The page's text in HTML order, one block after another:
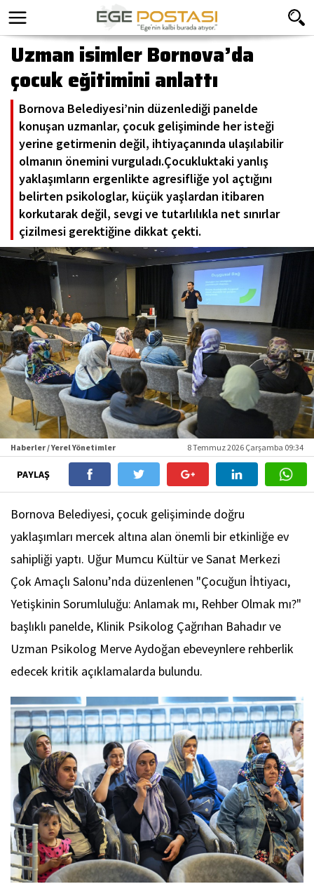
Uzman isimler Bornova’da
çocuk eğitimini anlattı
Bornova Belediyesi’nin düzenlediği panelde
konuşan uzmanlar, çocuk gelişiminde her isteği
yerine getirmenin değil, ihtiyaçanında ulaşılabilir
olmanın önemini vurguladı.Çocukluktaki yanlış
yaklaşımların ergenlikte agresifliğe yol açtığını
belirten psikologlar, küçük yaşlardan itibaren
korkutarak değil, sevgi ve tutarlılıkla net sınırlar
çizilmesi gerektiğine dikkat çekti.
Haberler / Yerel Yönetimler 8 Temmuz 2026 Çarşamba 09:34
PAYLAŞ
Bornova Belediyesi, çocuk gelişiminde doğru
yaklaşımları mercek altına alan önemli bir etkinliğe ev
sahipliği yaptı. Uğur Mumcu Kültür ve Sanat Merkezi
Çok Amaçlı Salonu’nda düzenlenen "Çocuğun İhtiyacı,
Yetişkinin Sorumluluğu: Anlamak mı, Rehber Olmak mı?"
başlıklı panelde, Klinik Psikolog Çağrıhan Bahadır ve
Uzman Psikolog Merve Aydoğan ebeveynlere rehberlik
edecek kritik açıklamalarda bulundu.